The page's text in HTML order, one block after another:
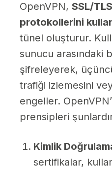
OpenVPN, SSL/
protokollerini
tünel oluşturur.
sunucu arasındaki
şifreleyerek,
trafiği izlemesini
engeller.
prensipleri
Kimlik
sertifikalar,